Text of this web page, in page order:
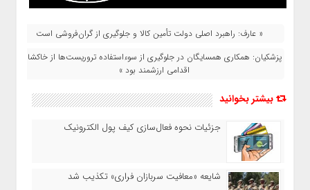
« عارف: راهبرد اصلی دولت تأمین کالا و جلوگیری از گران‌فروشی است
پزشکیان: همکاری همسایگان در جلوگیری از سوءاستفاده تروریست‌ها از خاکشان
اقدامی ارزشمند بود »
بیشتر بخوانید
جزئیات نحوه فعال‌سازی کیف پول الکترونیک
شایعه «معافیت سربازان فراری» تکذیب شد